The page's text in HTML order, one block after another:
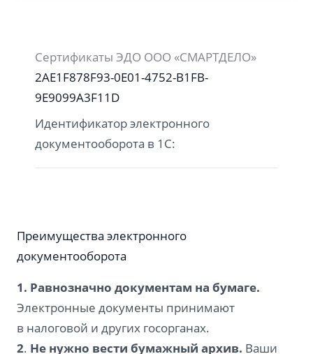
Сертификаты ЭДО ООО «СМАРТДЕЛО»
2AE1F878F93-0E01-4752-B1FB-
9E9099A3F11D
Идентификатор электронного
документооборота в 1С:
Преимущества электронного
документооборота
1. Равнозначно документам на бумаге.
Электронные документы принимают
в налоговой и других госорганах.
2. Не нужно вести бумажный архив. Ваши